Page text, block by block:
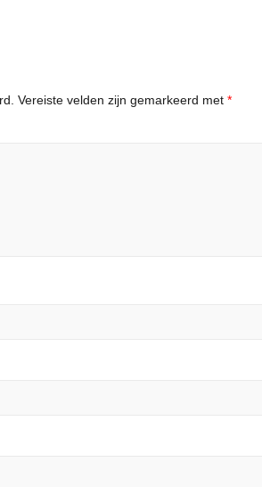
Vereiste velden zijn gemarkeerd met *